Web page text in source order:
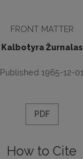
FRONT MATTER
Kalbotyra Žurnalas
Published 1965-12-01
PDF
How to Cite